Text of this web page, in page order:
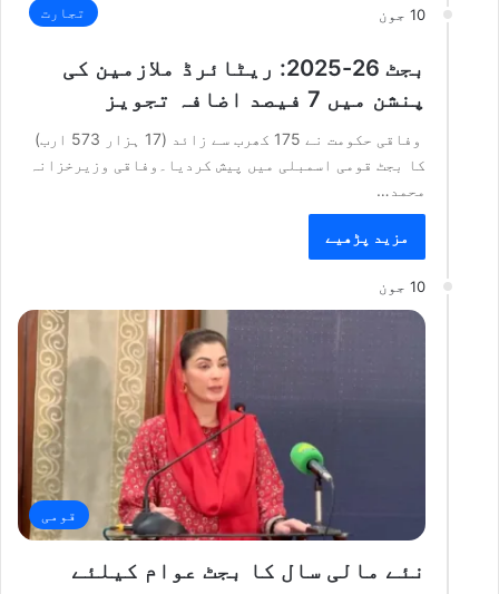
10 جون تجارت
بجٹ 26-2025: ریٹائرڈ ملازمین کی
پنشن میں 7 فیصد اضافہ تجویز
وفاقی حکومت نے 175 کھرب سے زائد (17 ہزار 573 ارب)
کا بجٹ قومی اسمبلی میں پیش کردیا۔وفاقی وزیرخزانہ
محمد…
مزید پڑھیے
10 جون
قومی
نئے مالی سال کا بجٹ عوام کیلئے